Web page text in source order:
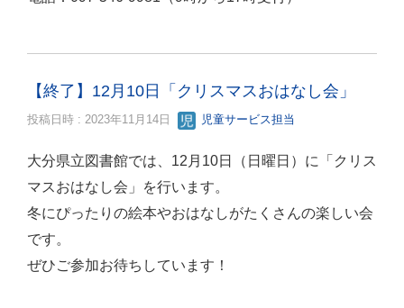
【終了】12月10日「クリスマスおはなし会」
投稿日時 : 2023年11月14日 児童サービス担当
大分県立図書館では、12月10日（日曜日）に「クリス
マスおはなし会」を行います。
冬にぴったりの絵本やおはなしがたくさんの楽しい会
です。
ぜひご参加お待ちしています！